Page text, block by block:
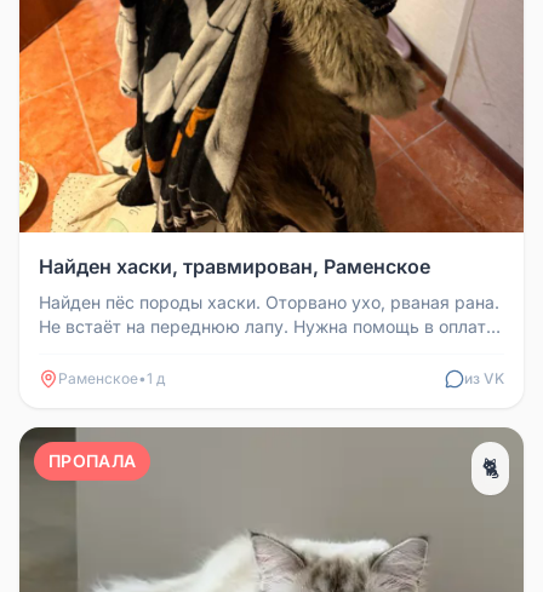
Найден хаски, травмирован, Раменское
Найден пёс породы хаски. Оторвано ухо, рваная рана.
Не встаёт на переднюю лапу. Нужна помощь в оплате
Раменское•1 д из VK
ПРОПАЛА 🐈